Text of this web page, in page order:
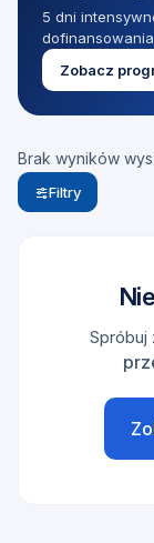
5 dni
Zobacz
Brak wyników
Filtry
Spróbuj